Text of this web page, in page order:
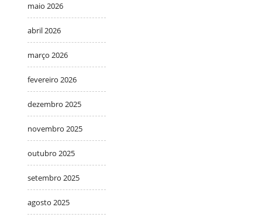
maio 2026
abril 2026
março 2026
fevereiro 2026
dezembro 2025
novembro 2025
outubro 2025
setembro 2025
agosto 2025